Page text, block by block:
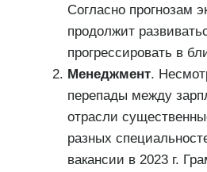
Согласно прогнозам
продолжит
прогрессировать в
Менеджмент.
перепады между
отрасли
разных
вакансии в 2023 г.